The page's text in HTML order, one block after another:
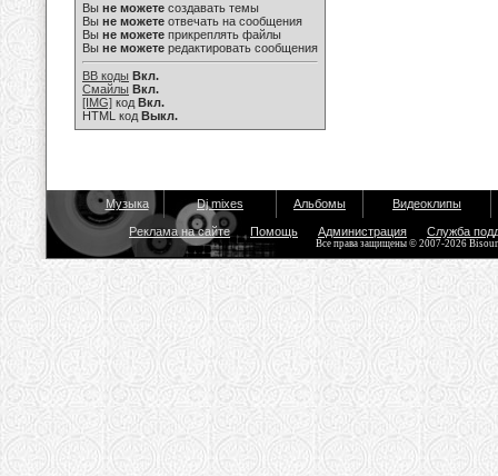
Вы не можете создавать темы
Вы не можете отвечать на сообщения
Вы не можете прикреплять файлы
Вы не можете редактировать сообщения
BB коды Вкл.
Смайлы Вкл.
[IMG] код Вкл.
HTML код Выкл.
Музыка Dj mixes Альбомы Видеоклипы
Реклама на сайте Помощь Администрация Служба
Все права защищены © 2007-2026